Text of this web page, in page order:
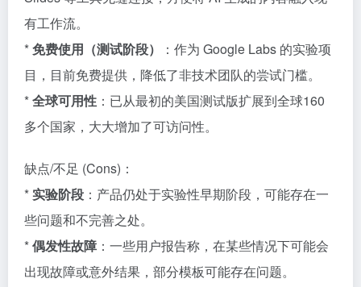
有工作流。
*免费使用（测试阶段）
：作为 Google Labs 的实验项
目，目前免费提供，降低了非技术团队的尝试门槛。
*全球可用性 ：已从最初的美国测试版扩展到全球160
多个国家，大大增加了可访问性。
缺点/不足 (Cons)：
*实验阶段 ：产品仍处于实验性早期阶段，可能存在一
些问题和不完善之处。
*偶发性故障 ：一些用户报告称，在某些情况下可能会
出现故障或意外结果，部分模板可能存在问题。